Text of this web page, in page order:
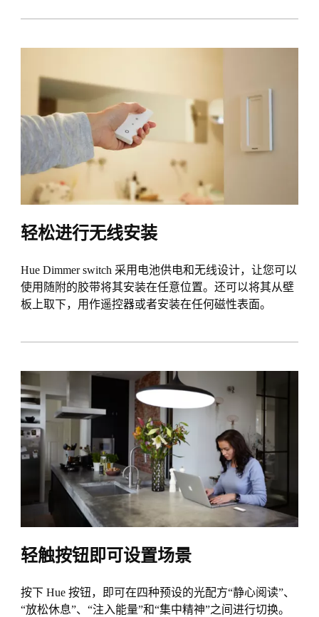
轻松进行无线安装
Hue Dimmer switch 采用电池供电和无线设计，让您可以
使用随附的胶带将其安装在任意位置。还可以将其从壁
板上取下，用作遥控器或者安装在任何磁性表面。
轻触按钮即可设置场景
按下 Hue 按钮，即可在四种预设的光配方“静心阅读”、
“放松休息”、“注入能量”和“集中精神”之间进行切换。